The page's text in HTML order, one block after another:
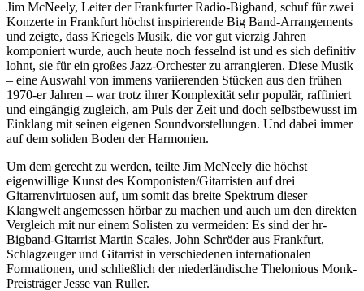
Jim McNeely, Leiter der Frankfurter Radio-Bigband, schuf für zwei
Konzerte in Frankfurt höchst inspirierende Big Band-Arrangements
und zeigte, dass Kriegels Musik, die vor gut vierzig Jahren
komponiert wurde, auch heute noch fesselnd ist und es sich definitiv
lohnt, sie für ein großes Jazz-Orchester zu arrangieren. Diese Musik
– eine Auswahl von immens variierenden Stücken aus den frühen
1970-er Jahren – war trotz ihrer Komplexität sehr populär, raffiniert
und eingängig zugleich, am Puls der Zeit und doch selbstbewusst im
Einklang mit seinen eigenen Soundvorstellungen. Und dabei immer
auf dem soliden Boden der Harmonien.
Um dem gerecht zu werden, teilte Jim McNeely die höchst
eigenwillige Kunst des Komponisten/Gitarristen auf drei
Gitarrenvirtuosen auf, um somit das breite Spektrum dieser
Klangwelt angemessen hörbar zu machen und auch um den direkten
Vergleich mit nur einem Solisten zu vermeiden: Es sind der hr-
Bigband-Gitarrist Martin Scales, John Schröder aus Frankfurt,
Schlagzeuger und Gitarrist in verschiedenen internationalen
Formationen, und schließlich der niederländische Thelonious Monk-
Preisträger Jesse van Ruller.